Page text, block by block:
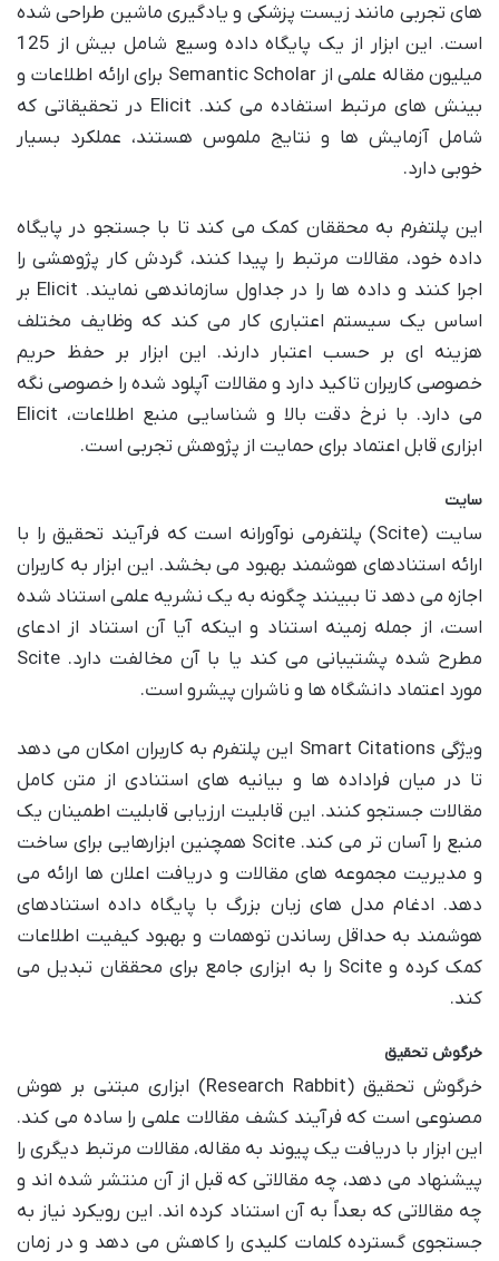
های تجربی مانند زیست پزشکی و یادگیری ماشین طراحی شده
است. این ابزار از یک پایگاه داده وسیع شامل بیش از 125
میلیون مقاله علمی از Semantic Scholar برای ارائه اطلاعات و
بینش های مرتبط استفاده می کند. Elicit در تحقیقاتی که
شامل آزمایش ها و نتایج ملموس هستند، عملکرد بسیار
خوبی دارد.
این پلتفرم به محققان کمک می کند تا با جستجو در پایگاه
داده خود، مقالات مرتبط را پیدا کنند، گردش کار پژوهشی را
اجرا کنند و داده ها را در جداول سازماندهی نمایند. Elicit بر
اساس یک سیستم اعتباری کار می کند که وظایف مختلف
هزینه ای بر حسب اعتبار دارند. این ابزار بر حفظ حریم
خصوصی کاربران تاکید دارد و مقالات آپلود شده را خصوصی نگه
می دارد. با نرخ دقت بالا و شناسایی منبع اطلاعات، Elicit
ابزاری قابل اعتماد برای حمایت از پژوهش تجربی است.
سایت
سایت (Scite) پلتفرمی نوآورانه است که فرآیند تحقیق را با
ارائه استنادهای هوشمند بهبود می بخشد. این ابزار به کاربران
اجازه می دهد تا ببینند چگونه به یک نشریه علمی استناد شده
است، از جمله زمینه استناد و اینکه آیا آن استناد از ادعای
مطرح شده پشتیبانی می کند یا با آن مخالفت دارد. Scite
مورد اعتماد دانشگاه ها و ناشران پیشرو است.
ویژگی Smart Citations این پلتفرم به کاربران امکان می دهد
تا در میان فراداده ها و بیانیه های استنادی از متن کامل
مقالات جستجو کنند. این قابلیت ارزیابی قابلیت اطمینان یک
منبع را آسان تر می کند. Scite همچنین ابزارهایی برای ساخت
و مدیریت مجموعه های مقالات و دریافت اعلان ها ارائه می
دهد. ادغام مدل های زبان بزرگ با پایگاه داده استنادهای
هوشمند به حداقل رساندن توهمات و بهبود کیفیت اطلاعات
کمک کرده و Scite را به ابزاری جامع برای محققان تبدیل می
کند.
خرگوش تحقیق
خرگوش تحقیق (Research Rabbit) ابزاری مبتنی بر هوش
مصنوعی است که فرآیند کشف مقالات علمی را ساده می کند.
این ابزار با دریافت یک پیوند به مقاله، مقالات مرتبط دیگری را
پیشنهاد می دهد، چه مقالاتی که قبل از آن منتشر شده اند و
چه مقالاتی که بعداً به آن استناد کرده اند. این رویکرد نیاز به
جستجوی گسترده کلمات کلیدی را کاهش می دهد و در زمان